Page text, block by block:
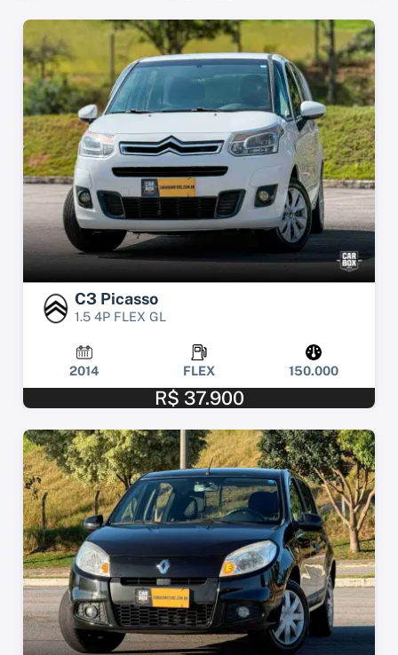
C3 Picasso
1.5 4P FLEX GL
2014 FLEX 150.000
R$ 37.900